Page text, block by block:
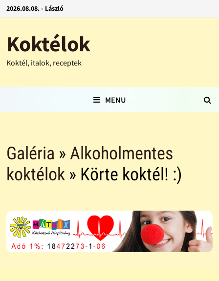
2026.08.08. - László
Koktélok
Koktél, italok, receptek
MENU
Galéria » Alkoholmentes
koktélok» Körte koktél! :)